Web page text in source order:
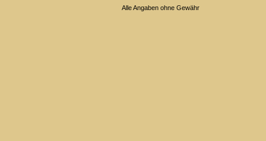
Alle Angaben ohne Gewähr